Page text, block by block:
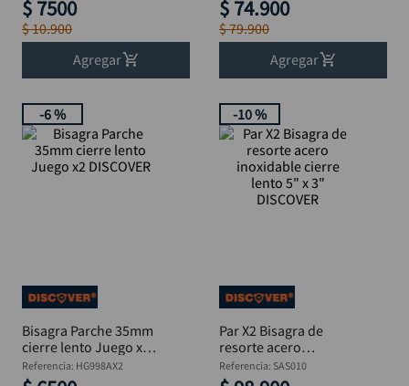
$ 7500
$10.900
Agregar
$ 74.900
$79.900
Agregar
-6 %
Bisagra Parche 35mm
cierre lento Juego x2
DISCOVER
Referencia: HG998AX2
-10 %
Par X2 Bisagra de
resorte acero
inoxidable cierre
lento 5" x 3"
Referencia: SAS010